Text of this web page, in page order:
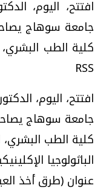
افتتح، اليوم،
جامعة سوهاج
RSS
افتتح، اليوم،
جامعة سوهاج
كلية الطب البشري،
الباثولوجيا
عنوان (طرق أخذ